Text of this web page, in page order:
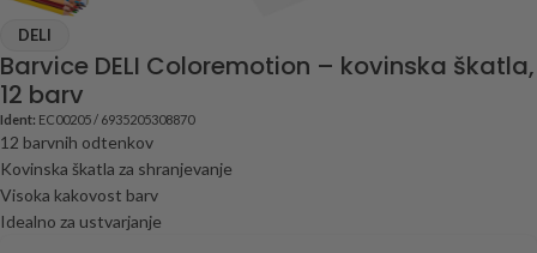
DELI
Barvice DELI Coloremotion – kovinska škatla,
12 barv
Ident: EC00205 / 6935205308870
12 barvnih odtenkov
Kovinska škatla za shranjevanje
Visoka kakovost barv
Idealno za ustvarjanje